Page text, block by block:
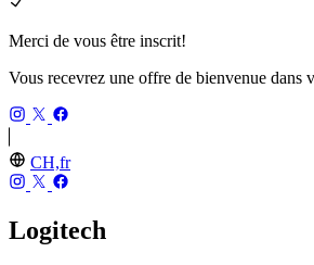
Merci de vous être inscrit!
Vous recevrez une offre de bienvenue dans
CH,fr
Logitech